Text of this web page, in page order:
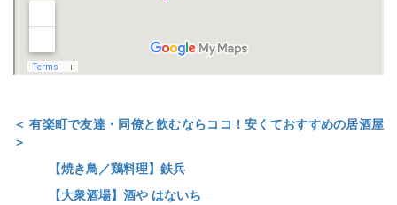
＜有楽町で友達・同僚と飲むならココ！安くておすすめの居酒屋
＞
【焼き鳥／鶏料理】鉄兵
【大衆酒場】酒や はないち